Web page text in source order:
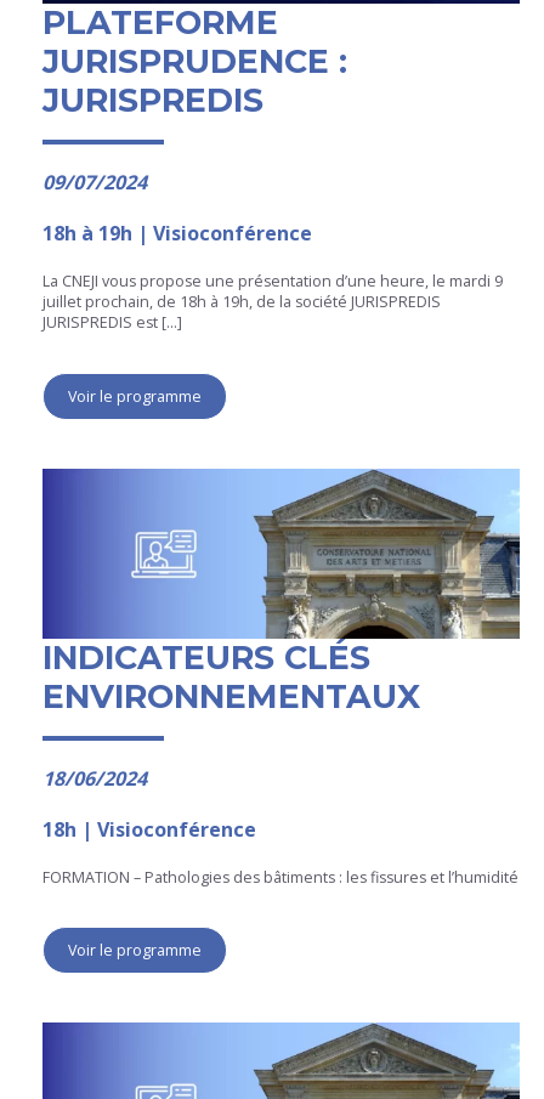
PLATEFORME
JURISPRUDENCE :
JURISPREDIS
09/07/2024
18h à 19h | Visioconférence
La CNEJI vous propose une présentation d’une heure, le mardi 9
juillet prochain, de 18h à 19h, de la société JURISPREDIS
JURISPREDIS est […]
Voir le programme
INDICATEURS CLÉS
ENVIRONNEMENTAUX
18/06/2024
18h | Visioconférence
FORMATION – Pathologies des bâtiments : les fissures et l’humidité
Voir le programme